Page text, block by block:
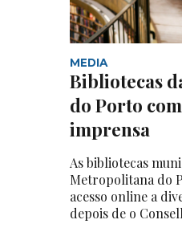
MEDIA
Bibliotecas
do Porto
imprensa
As bibliotecas
Metropolitana do
acesso online a
depois de o